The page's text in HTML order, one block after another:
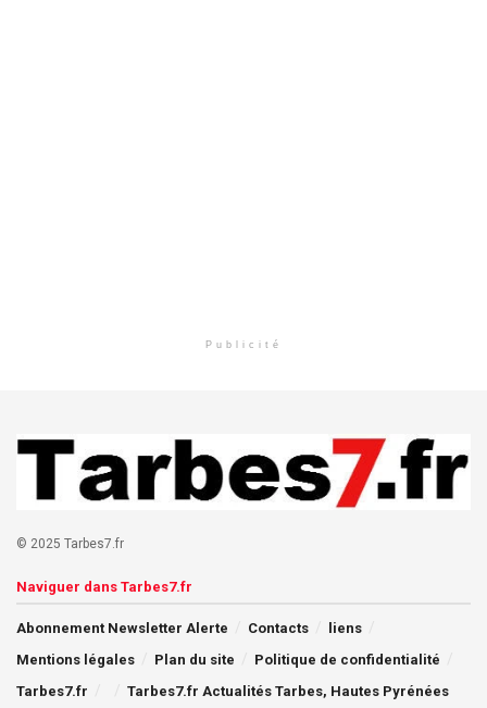
Publicité
© 2025 Tarbes7.fr
Naviguer dans Tarbes7.fr
Abonnement Newsletter Alerte Contacts
liens
Mentions légales
Plan du site
Politique de confidentialité
Tarbes7.fr
Tarbes7.fr Actualités Tarbes, Hautes Pyrénées